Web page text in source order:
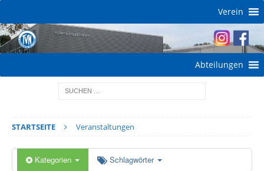
Verein
Abteilungen
STARTSEITE Veranstaltungen
Kategorien Schlagwörter